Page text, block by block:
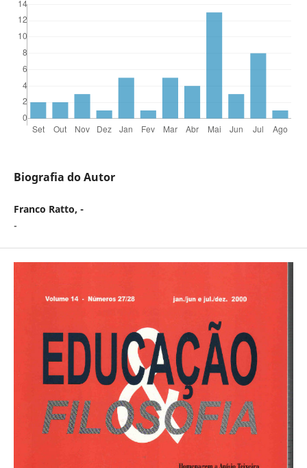
Biografia do Autor
Franco Ratto, -
-